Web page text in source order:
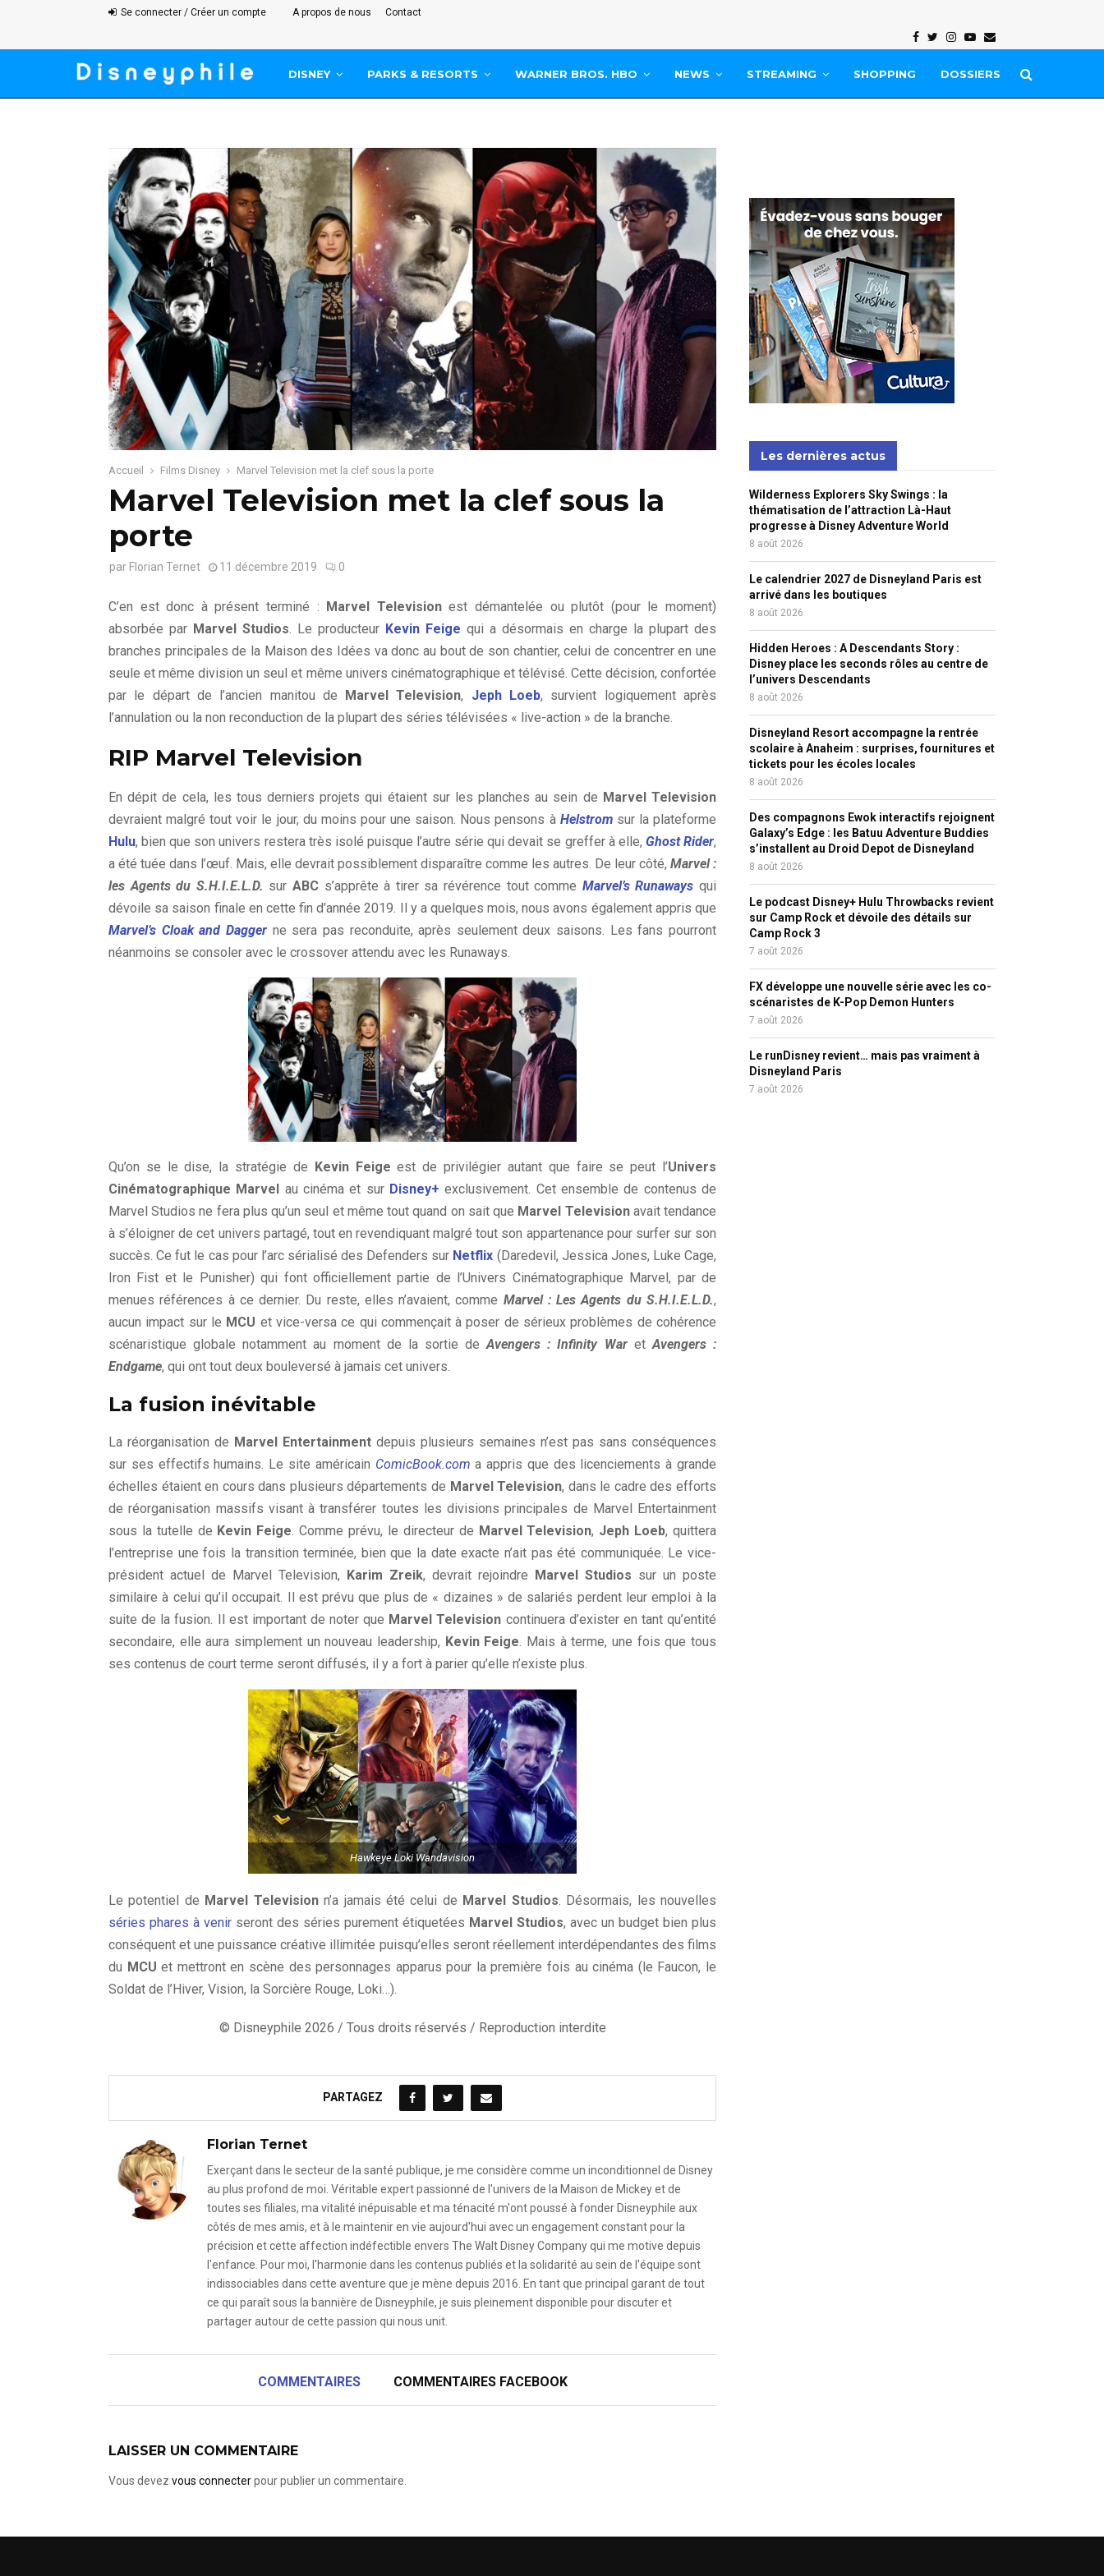
Se connecter / Créer un compte A propos de nous Contact
Facebook
Twitter
Instagram
Youtube
Email
DISNEY PARKS & RESORTS WARNER BROS. HBO NEWS STREAMING SHOPPING DOSSIERS
Accueil Films Disney Marvel Television met la clef sous la porte
Marvel Television met la clef sous la
porte
par Florian Ternet 11 décembre 2019 0
C’en est donc à présent terminé : Marvel Televisionest démantelée ou plutôt (pour le moment)
absorbée par Marvel Studios. Le producteur Kevin Feige qui a désormais en charge la plupart des
branches principales de la Maison des Idées va donc au bout de son chantier, celui de concentrer en une
seule et même division un seul et même univers cinématographique et télévisé. Cette décision, confortée
par le départ de l’ancien manitou de
Marvel Television, Jeph Loeb, survient logiquement après
l’annulation ou la non reconduction de la plupart des séries télévisées « live-action » de la branche.
RIP Marvel Television
En dépit de cela, les tous derniers projets qui étaient sur les planches au sein de Marvel Television
devraient malgré tout voir le jour, du moins pour une saison. Nous pensons à Helstromsur la plateforme
Hulu, bien que son univers restera très isolé puisque l’autre série qui devait se greffer à elle, Ghost Rider,
a été tuée dans l’œuf. Mais, elle devrait possiblement disparaître comme les autres. De leur côté, Marvel :
les Agents du S.H.I.E.L.D. surABC s’apprête à tirer sa révérence tout comme Marvel’s Runaways qui
dévoile sa saison finale en cette fin d’année 2019. Il y a quelques mois, nous avons également appris que
Marvel’s Cloak and Daggerne sera pas reconduite, après seulement deux saisons. Les fans pourront
néanmoins se consoler avec le crossover attendu avec les Runaways.
Qu’on se le dise, la stratégie de Kevin Feige est de privilégier autant que faire se peut l’Univers
Cinématographique Marvel au cinéma et sur Disney+ exclusivement. Cet ensemble de contenus de
Marvel Studios ne fera plus qu’un seul et même tout quand on sait que Marvel Televisionavait tendance
à s’éloigner de cet univers partagé, tout en revendiquant malgré tout son appartenance pour surfer sur son
succès. Ce fut le cas pour l’arc sérialisé des Defenders sur Netflix (Daredevil, Jessica Jones, Luke Cage,
Iron Fist et le Punisher) qui font officiellement partie de l’Univers Cinématographique Marvel, par de
menues références à ce dernier. Du reste, elles n’avaient, comme Marvel : Les Agents du S.H.I.E.L.D.,
aucun impact sur le MCU et vice-versa ce qui commençait à poser de sérieux problèmes de cohérence
scénaristique globale notamment au moment de la sortie deAvengers : Infinity War et Avengers :
Endgame, qui ont tout deux bouleversé à jamais cet univers.
La fusion inévitable
La réorganisation de Marvel Entertainment depuis plusieurs semaines n’est pas sans conséquences
sur ses effectifs humains. Le site américain ComicBook.com a appris que des licenciements à grande
échelles étaient en cours dans plusieurs départements de Marvel Television, dans le cadre des efforts
de réorganisation massifs visant à transférer toutes les divisions principales de Marvel Entertainment
sous la tutelle de Kevin Feige . Comme prévu, le directeur de Marvel Television, Jeph Loeb, quittera
l’entreprise une fois la transition terminée, bien que la date exacte n’ait pas été communiquée. Le vice-
président actuel de Marvel Television, Karim Zreik, devrait rejoindre Marvel Studios sur un poste
similaire à celui qu’il occupait. Il est prévu que plus de « dizaines » de salariés perdent leur emploi à la
suite de la fusion. Il est important de noter que Marvel Television continuera d’exister en tant qu’entité
secondaire, elle aura simplement un nouveau leadership, Kevin Feige . Mais à terme, une fois que tous
ses contenus de court terme seront diffusés, il y a fort à parier qu’elle n’existe plus.
Hawkeye Loki Wandavision
Le potentiel de Marvel Televisionn’a jamais été celui de Marvel Studios. Désormais, les nouvelles
séries phares à venir seront des séries purement étiquetées Marvel Studios, avec un budget bien plus
conséquent et une puissance créative illimitée puisqu’elles seront réellement interdépendantes des films
du MCU et mettront en scène des personnages apparus pour la première fois au cinéma (le Faucon, le
Soldat de l’Hiver, Vision, la Sorcière Rouge, Loki…).
© Disneyphile 2026 / Tous droits réservés / Reproduction interdite
PARTAGEZ
Florian Ternet
Exerçant dans le secteur de la santé publique, je me considère comme un inconditionnel de Disney
au plus profond de moi. Véritable expert passionné de l'univers de la Maison de Mickey et de
toutes ses filiales, ma vitalité inépuisable et ma ténacité m'ont poussé à fonder Disneyphile aux
côtés de mes amis, et à le maintenir en vie aujourd'hui avec un engagement constant pour la
précision et cette affection indéfectible envers The Walt Disney Company qui me motive depuis
l'enfance. Pour moi, l'harmonie dans les contenus publiés et la solidarité au sein de l'équipe sont
indissociables dans cette aventure que je mène depuis 2016. En tant que principal garant de tout
ce qui paraît sous la bannière de Disneyphile, je suis pleinement disponible pour discuter et
partager autour de cette passion qui nous unit.
COMMENTAIRES COMMENTAIRES FACEBOOK
LAISSER UN COMMENTAIRE
Vous devez vous connecterpour publier un commentaire.
Les dernières actus
Wilderness Explorers Sky Swings : la
thématisation de l’attraction Là-Haut
progresse à Disney Adventure World
8 août 2026
Le calendrier 2027 de Disneyland Paris est
arrivé dans les boutiques
8 août 2026
Hidden Heroes : A Descendants Story :
Disney place les seconds rôles au centre de
l’univers Descendants
8 août 2026
Disneyland Resort accompagne la rentrée
scolaire à Anaheim : surprises, fournitures et
tickets pour les écoles locales
8 août 2026
Des compagnons Ewok interactifs rejoignent
Galaxy’s Edge : les Batuu Adventure Buddies
s’installent au Droid Depot de Disneyland
8 août 2026
Le podcast Disney+ Hulu Throwbacks revient
sur Camp Rock et dévoile des détails sur
Camp Rock 3
7 août 2026
FX développe une nouvelle série avec les co-
scénaristes de K-Pop Demon Hunters
7 août 2026
Le runDisney revient… mais pas vraiment à
Disneyland Paris
7 août 2026